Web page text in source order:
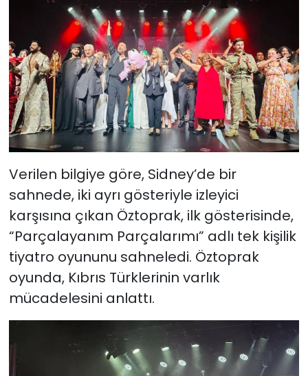
Verilen bilgiye göre, Sidney’de bir
sahnede, iki ayrı gösteriyle izleyici
karşısına çıkan Öztoprak, ilk gösterisinde,
“Parçalayanım Parçalarımı” adlı tek kişilik
tiyatro oyununu sahneledi. Öztoprak
oyunda, Kıbrıs Türklerinin varlık
mücadelesini anlattı.
TÜRKiYE
Video Galeri
YAŞAM
Yazarlar